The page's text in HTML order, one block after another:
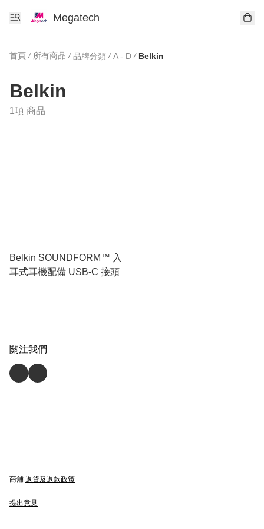
Megatech
首頁 / 所有商品 / 品牌分類 / A - D / Belkin
Belkin
1項 商品
Belkin SOUNDFORM™ 入
耳式耳機配備 USB-C 接頭
關注我們
商舖 退貨及退款政策
提出意見